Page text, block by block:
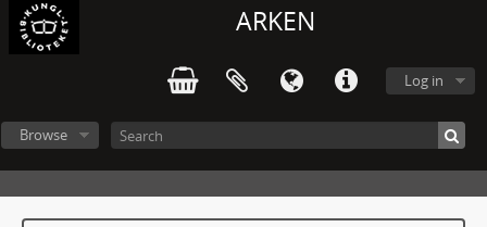
ARKEN
Log in
Browse